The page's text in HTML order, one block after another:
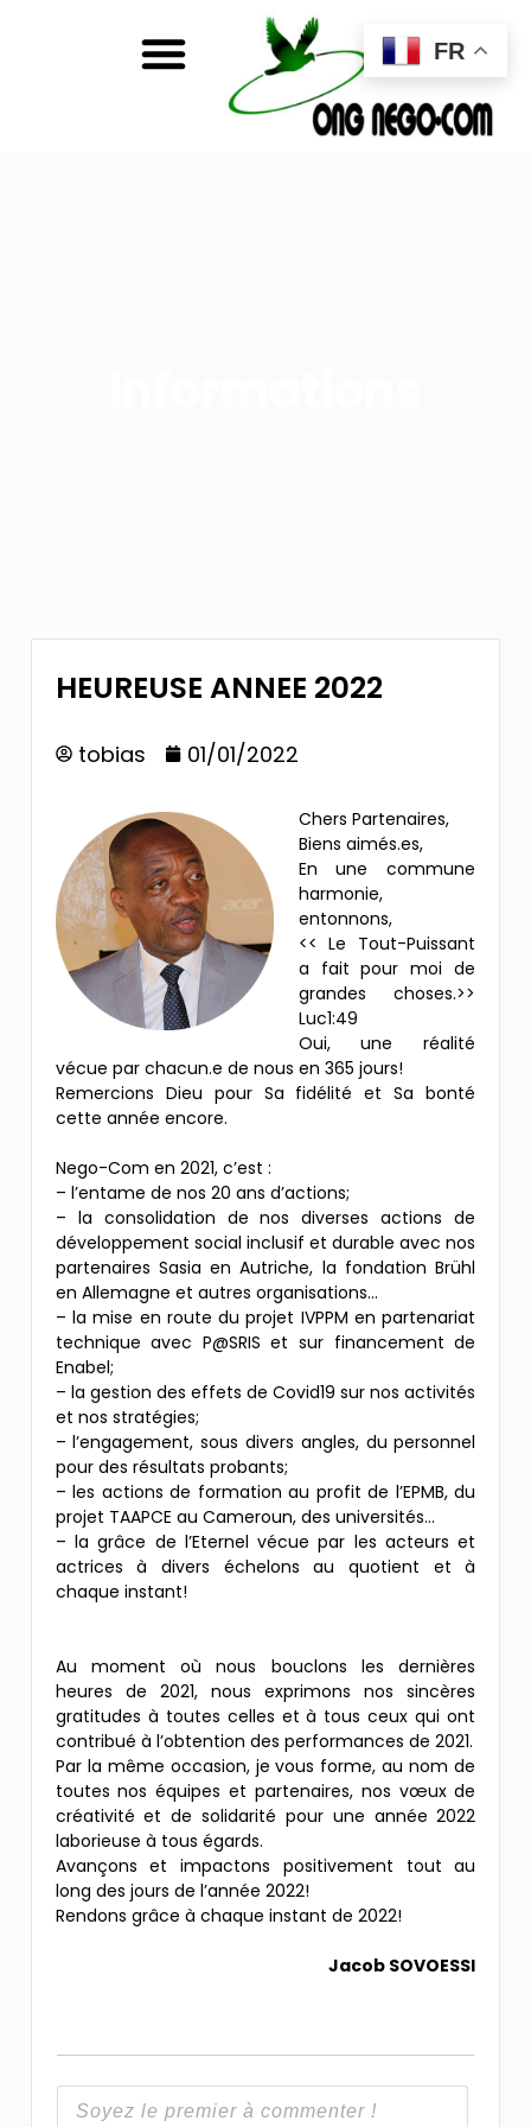
HEUREUSE ANNEE 2022
tobias 01/01/2022
Chers Partenaires,
Biens aimés.es,
En une commune
harmonie,
entonnons,
<< Le Tout-Puissant
a fait pour moi de
grandes choses.>>
Luc1:49
Oui, une réalité
vécue par chacun.e de nous en 365 jours!
Remercions Dieu pour Sa fidélité et Sa bonté
cette année encore.
Nego-Com en 2021, c’est :
– l’entame de nos 20 ans d’actions;
– la consolidation de nos diverses actions de
développement social inclusif et durable avec nos
partenaires Sasia en Autriche, la fondation Brühl
en Allemagne et autres organisations…
– la mise en route du projet IVPPM en partenariat
technique avec P@SRIS et sur financement de
Enabel;
– la gestion des effets de Covid19 sur nos activités
et nos stratégies;
– l’engagement, sous divers angles, du personnel
pour des résultats probants;
– les actions de formation au profit de l’EPMB, du
projet TAAPCE au Cameroun, des universités…
– la grâce de l’Eternel vécue par les acteurs et
actrices à divers échelons au quotient et à
chaque instant!
Au moment où nous bouclons les dernières
heures de 2021, nous exprimons nos sincères
gratitudes à toutes celles et à tous ceux qui ont
contribué à l’obtention des performances de 2021.
Par la même occasion, je vous forme, au nom de
toutes nos équipes et partenaires, nos vœux de
créativité et de solidarité pour une année 2022
laborieuse à tous égards.
Avançons et impactons positivement tout au
long des jours de l’année 2022!
Rendons grâce à chaque instant de 2022!
Jacob SOVOESSI
FR